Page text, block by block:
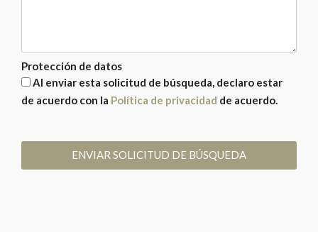
Protección de datos
Al enviar esta solicitud de búsqueda, declaro estar
de acuerdo con la Política de privacidad de acuerdo.
ENVIAR SOLICITUD DE BÚSQUEDA